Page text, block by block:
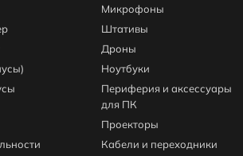
Микрофоны
Штативы
Дроны
Ноутбуки
Периферия и аксессуары
для ПК
Проекторы
Кабели и переходники